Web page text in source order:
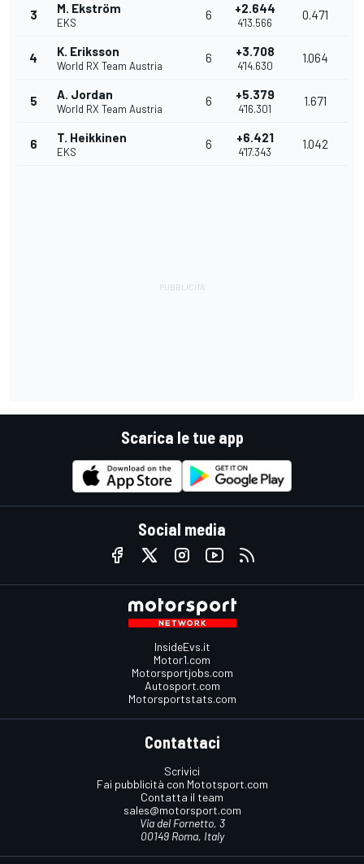
3 M. Ekström
EKS
6 +2.644
4'13.566
0.471
4 K. Eriksson
World RX Team Austria
6 +3.708
4'14.630
1.064
5 A. Jordan
World RX Team Austria
6 +5.379
4'16.301
1.671
6 T. Heikkinen
EKS
6 +6.421
4'17.343
1.042
Scarica le tue app
Social media
InsideEvs.it
Motor1.com
Motorsportjobs.com
Autosport.com
Motorsportstats.com
Contattaci
Scrivici
Fai pubblicità con Mototsport.com
Contatta il team
sales@motorsport.com
Via del Fornetto, 3
00149 Roma, Italy